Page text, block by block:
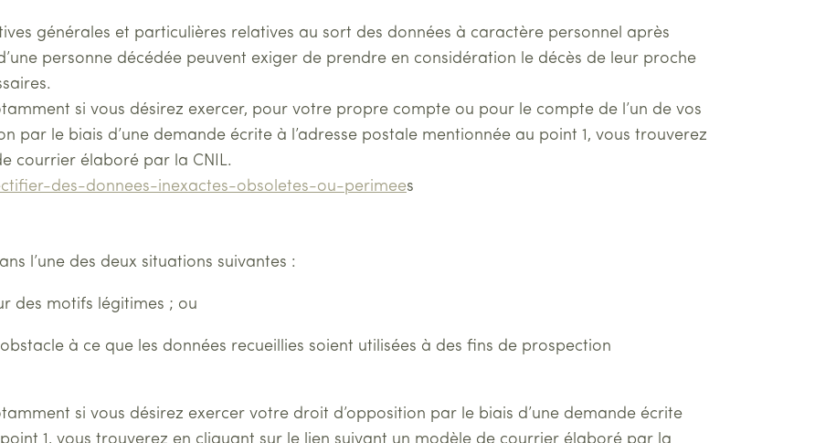
générales et particulières relatives au sort des données à caractère personnel après
personne décédée peuvent exiger de prendre en considération le décès de leur proche
si vous désirez exercer, pour votre propre compte ou pour le compte de l’un de vos
par le biais d’une demande écrite à l’adresse postale mentionnée au point 1, vous trouverez
courrier élaboré par la CNIL.
des-donnees-inexactes-obsoletes-ou-perimees
l’une des deux situations suivantes :
des motifs légitimes ; ou
à ce que les données recueillies soient utilisées à des fins de prospection
si vous désirez exercer votre droit d’opposition par le biais d’une demande écrite